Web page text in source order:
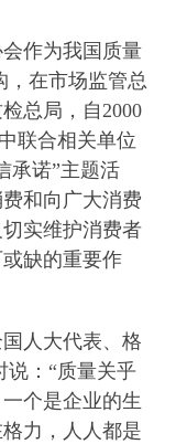
作为我国质量
，在市场监管总
总局，自2000
联合相关单位
承诺”主题活
和向广大消费
实维护消费者
缺的重要作
人大代表、格
说：“质量关乎
个是企业的生
力，人人都是